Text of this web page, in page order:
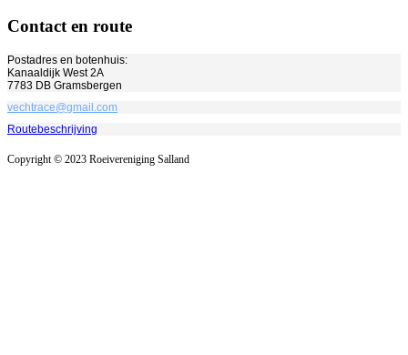
Contact en route
Postadres en botenhuis:
Kanaaldijk West 2A
7783 DB Gramsbergen
vechtrace@gmail.com
Routebeschrijving
Copyright © 2023 Roeivereniging Salland